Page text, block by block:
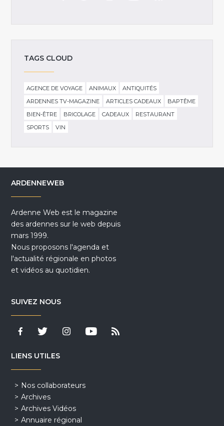
TAGS CLOUD
AGENCE DE VOYAGE ANIMAUX
ANTIQUITÉS
ARDENNES TV-MAGAZINE
ARTICLES CADEAUX
BAPTÊME
BIEN-ÊTRE
BRICOLAGE CADEAUX
RESTAURANT
SPORTS
VIN
ARDENNEWEB
Ardenne Web est le magazine
des ardennes sur le web depuis
mars 1999.
Nous proposons l'agenda et
l'actualité régionale en photos
et vidéos au quotidien.
SUIVEZ NOUS
LIENS UTILES
Nos collaborateurs
Archives
Archives Vidéos
Annuaire régional